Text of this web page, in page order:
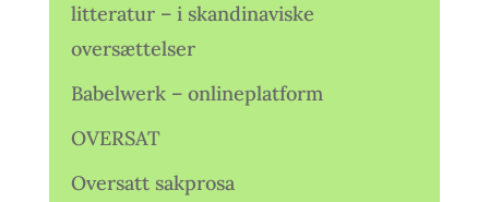
litteratur – i skandinaviske
oversættelser
Babelwerk – onlineplatform
OVERSAT
Oversatt sakprosa